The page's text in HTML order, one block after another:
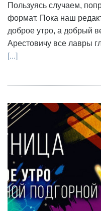
Пользуясь случаем,
формат. Пока наш
доброе утро, а добрый
Арестовичу все лавры
[...]